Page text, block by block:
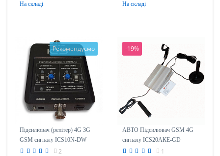
На складі На складі
Рекомендуємо
Підсилювач (репітер) 4G 3G
GSM сигналу ICS10N-DW
1800/2100
2
-19%
АВТО Підсилювач GSM 4G
сигналу ICS20АКЕ-GD
(ретрансляція) 900 / 1800mHz
1